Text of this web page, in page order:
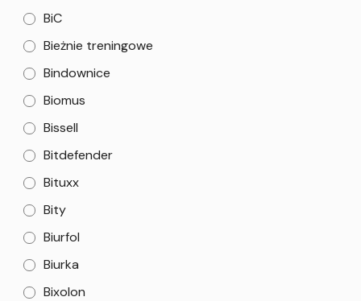
BiC
Bieżnie treningowe
Bindownice
Biomus
Bissell
Bitdefender
Bituxx
Bity
Biurfol
Biurka
Bixolon